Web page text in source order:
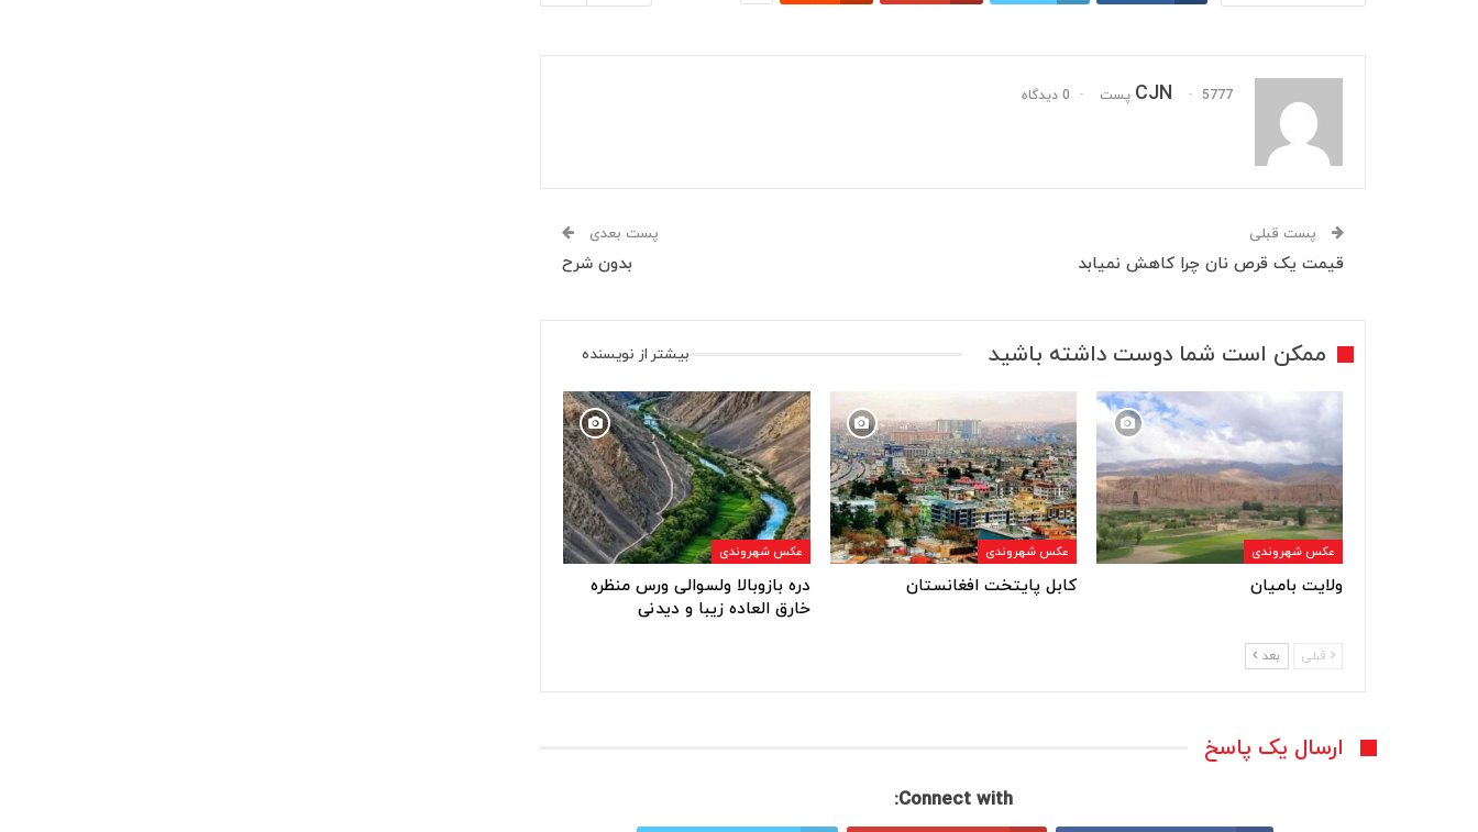
CJN 5777 پست 0 دیدگاه
پست قبلی
قیمت یک قرص نان چرا کاهش نمیابد
پست بعدی
بدون شرح
ممکن است شما دوست داشته باشید بیشتر از نویسنده
عکس شهروندی
ولایت بامیان
عکس شهروندی
کابل پایتخت افغانستان
عکس شهروندی
دره بازوبالا ولسوالی ورس منظره
خارق العاده زیبا و دیدنی
قبلی بعد
ارسال یک پاسخ
Connect with: